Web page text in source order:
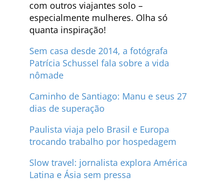
com outros viajantes solo –
especialmente mulheres. Olha só
quanta inspiração!
Sem casa desde 2014, a fotógrafa
Patrícia Schussel fala sobre a vida
nômade
Caminho de Santiago: Manu e seus 27
dias de superação
Paulista viaja pelo Brasil e Europa
trocando trabalho por hospedagem
Slow travel: jornalista explora América
Latina e Ásia sem pressa